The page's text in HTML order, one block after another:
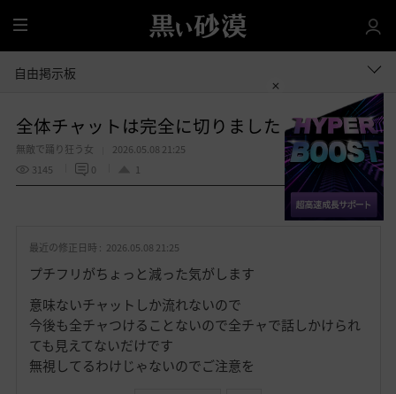
全
体
自由掲示板
全体チャットは完全に切りました
無敵で踊り狂う女
2026.05.08 21:25
3145
0 1
お 共有する
最近の修正日時 : 2026.05.08 21:25
プチフリがちょっと減った気がします
意味ないチャットしか流れないので
今後も全チャつけることないので全チャで話しかけられ
ても見えてないだけです
無視してるわけじゃないのでご注意を